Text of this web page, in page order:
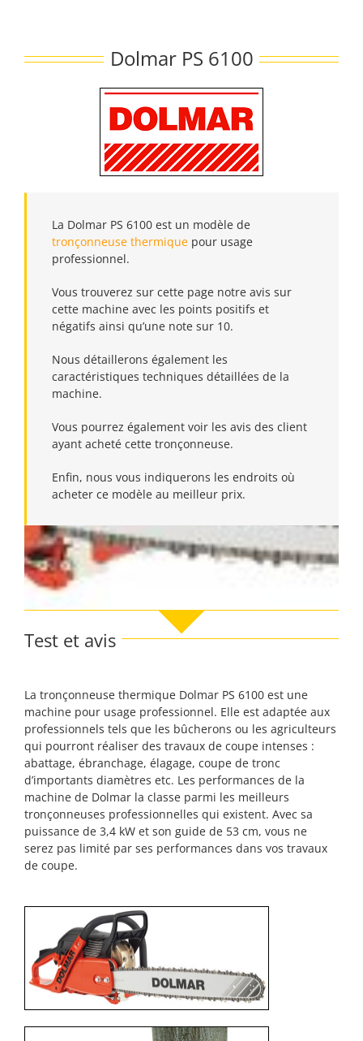
Dolmar PS 6100
La Dolmar PS 6100 est un modèle de
tronçonneuse thermique pour usage
professionnel.
Vous trouverez sur cette page notre avis sur
cette machine avec les points positifs et
négatifs ainsi qu’une note sur 10.
Nous détaillerons également les
caractéristiques techniques détaillées de la
machine.
Vous pourrez également voir les avis des client
ayant acheté cette tronçonneuse.
Enfin, nous vous indiquerons les endroits où
acheter ce modèle au meilleur prix.
Test et avis
La tronçonneuse thermique Dolmar PS 6100 est une
machine pour usage professionnel. Elle est adaptée aux
professionnels tels que les bûcherons ou les agriculteurs
qui pourront réaliser des travaux de coupe intenses :
abattage, ébranchage, élagage, coupe de tronc
d’importants diamètres etc. Les performances de la
machine de Dolmar la classe parmi les meilleurs
tronçonneuses professionnelles qui existent. Avec sa
puissance de 3,4 kW et son guide de 53 cm, vous ne
serez pas limité par ses performances dans vos travaux
de coupe.